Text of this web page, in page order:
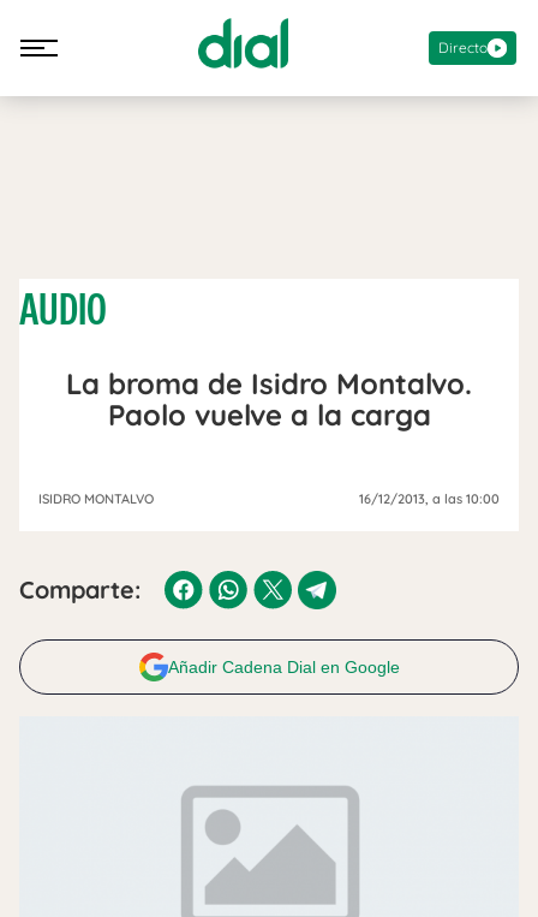
Directo
AUDIO
La broma de Isidro Montalvo.
Paolo vuelve a la carga
ISIDRO MONTALVO 16/12/2013, a las 10:00
Comparte:
Añadir Cadena Dial en Google